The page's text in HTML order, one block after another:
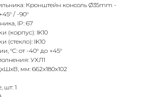
Кронштейн консоль Ø35mm -
/ -90°
IP: 67
(корпус): IK10
(стекло): IK10
°C: от -40° до +45°
УХЛ1
мм: 662х180х102
шт: 1